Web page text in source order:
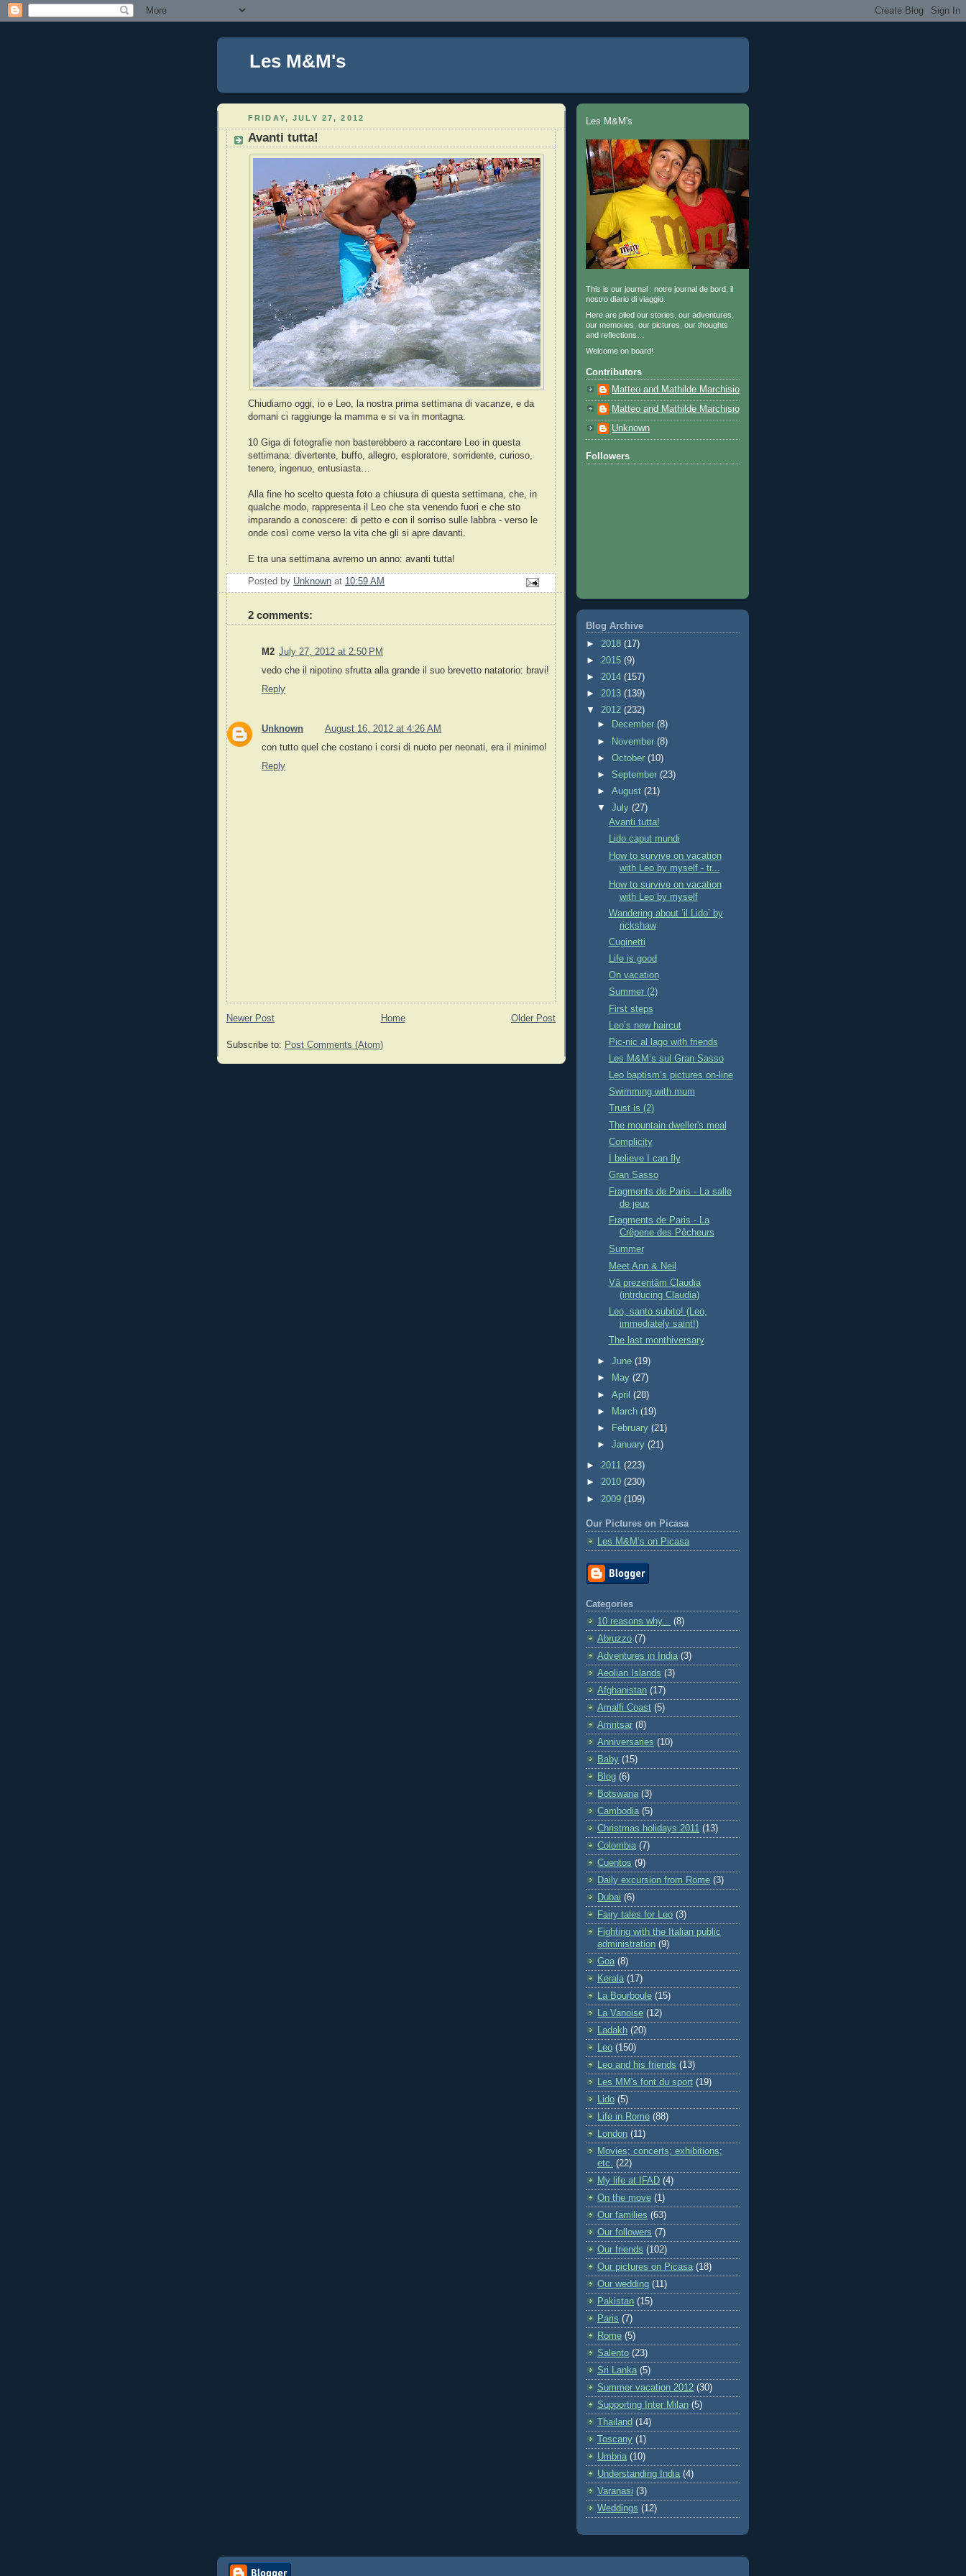
Les M&M's
FRIDAY, JULY 27, 2012
Avanti tutta!
Chiudiamo oggi, io e Leo, la nostra prima settimana di vacanze, e da
domani ci raggiunge la mamma e si va in montagna.
10 Giga di fotografie non basterebbero a raccontare Leo in questa
settimana: divertente, buffo, allegro, esploratore, sorridente, curioso,
tenero, ingenuo, entusiasta…
Alla fine ho scelto questa foto a chiusura di questa settimana, che, in
qualche modo, rappresenta il Leo che sta venendo fuori e che sto
imparando a conoscere: di petto e con il sorriso sulle labbra - verso le
onde così come verso la vita che gli si apre davanti.
E tra una settimana avremo un anno: avanti tutta!
Posted by Unknown at 10:59 AM
2 comments:
M2 July 27, 2012 at 2:50 PM
vedo che il nipotino sfrutta alla grande il suo brevetto natatorio: bravi!
Reply
Unknown
August 16, 2012 at 4:26 AM
con tutto quel che costano i corsi di nuoto per neonati, era il minimo!
Reply
Newer Post Older Post
Home
Subscribe to: Post Comments (Atom)
Les M&M's
This is our journal : notre journal de bord, il
nostro diario di viaggio.
Here are piled our stories, our adventures,
our memories, our pictures, our thoughts
and reflections…
Welcome on board!
Contributors
Matteo and Mathilde Marchisio
Matteo and Mathilde Marchisio
Unknown
Followers
Blog Archive
► 2018 (17)
► 2015 (9)
► 2014 (157)
► 2013 (139)
▼ 2012 (232)
►
December(8)
►
November(8)
►October(10)
► September(23)
►August(21)
▼July(27)
Avanti tutta!
Lido caput mundi
How to survive on vacation
with Leo by myself - tr...
How to survive on vacation
with Leo by myself
Wandering about ‘il Lido’ by
rickshaw
Cuginetti
Life is good
On vacation
Summer (2)
First steps
Leo’s new haircut
Pic-nic al lago with friends
Les M&M’s sul Gran Sasso
Leo baptism’s pictures on-line
Swimming with mum
Trust is (2)
The mountain dweller's meal
Complicity
I believe I can fly
Gran Sasso
Fragments de Paris - La salle
de jeux
Fragments de Paris - La
Crêperie des Pêcheurs
Summer
Meet Ann & Neil
Vă prezentăm Claudia
(intrducing Claudia)
Leo, santo subito! (Leo,
immediately saint!)
The last monthiversary
►June(19)
►
May(27)
►April(28)
►
March(19)
►
February(21)
►January(21)
► 2011 (223)
► 2010 (230)
► 2009 (109)
Our Pictures on Picasa
Les M&M’s on Picasa
Categories
10 reasons why... (8)
Abruzzo (7)
Adventures in India (3)
Aeolian Islands (3)
Afghanistan (17)
Amalfi Coast (5)
Amritsar (8)
Anniversaries (10)
Baby (15)
Blog (6)
Botswana (3)
Cambodia (5)
Christmas holidays 2011 (13)
Colombia (7)
Cuentos (9)
Daily excursion from Rome (3)
Dubai (6)
Fairy tales for Leo (3)
Fighting with the Italian public
administration (9)
Goa (8)
Kerala (17)
La Bourboule (15)
La Vanoise (12)
Ladakh (20)
Leo (150)
Leo and his friends (13)
Les MM's font du sport (19)
Lido (5)
Life in Rome (88)
London (11)
Movies; concerts; exhibitions;
etc. (22)
My life at IFAD (4)
On the move (1)
Our families (63)
Our followers (7)
Our friends (102)
Our pictures on Picasa (18)
Our wedding (11)
Pakistan (15)
Paris (7)
Rome (5)
Salento (23)
Sri Lanka (5)
Summer vacation 2012 (30)
Supporting Inter Milan (5)
Thailand (14)
Toscany (1)
Umbria (10)
Understanding India (4)
Varanasi (3)
Weddings (12)